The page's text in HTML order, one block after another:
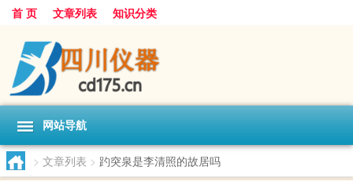
首 页 文章列表 知识分类
网站导航
> 文章列表 > 趵突泉是李清照的故居吗